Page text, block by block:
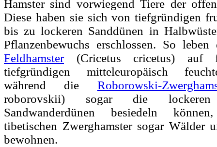
Hamster sind vorwiegend Tiere der
Diese haben sie sich von tiefgründigen
bis zu lockeren Sanddünen in
Pflanzenbewuchs erschlossen. So leben
Feldhamster(Cricetus cricetus) auf
tiefgründigen mitteleuropäisch
während die Roborowski-
roborovskii) sogar die
Sandwanderdünen besiedeln
tibetischen Zwerghamster sogar Wälder
bewohnen.